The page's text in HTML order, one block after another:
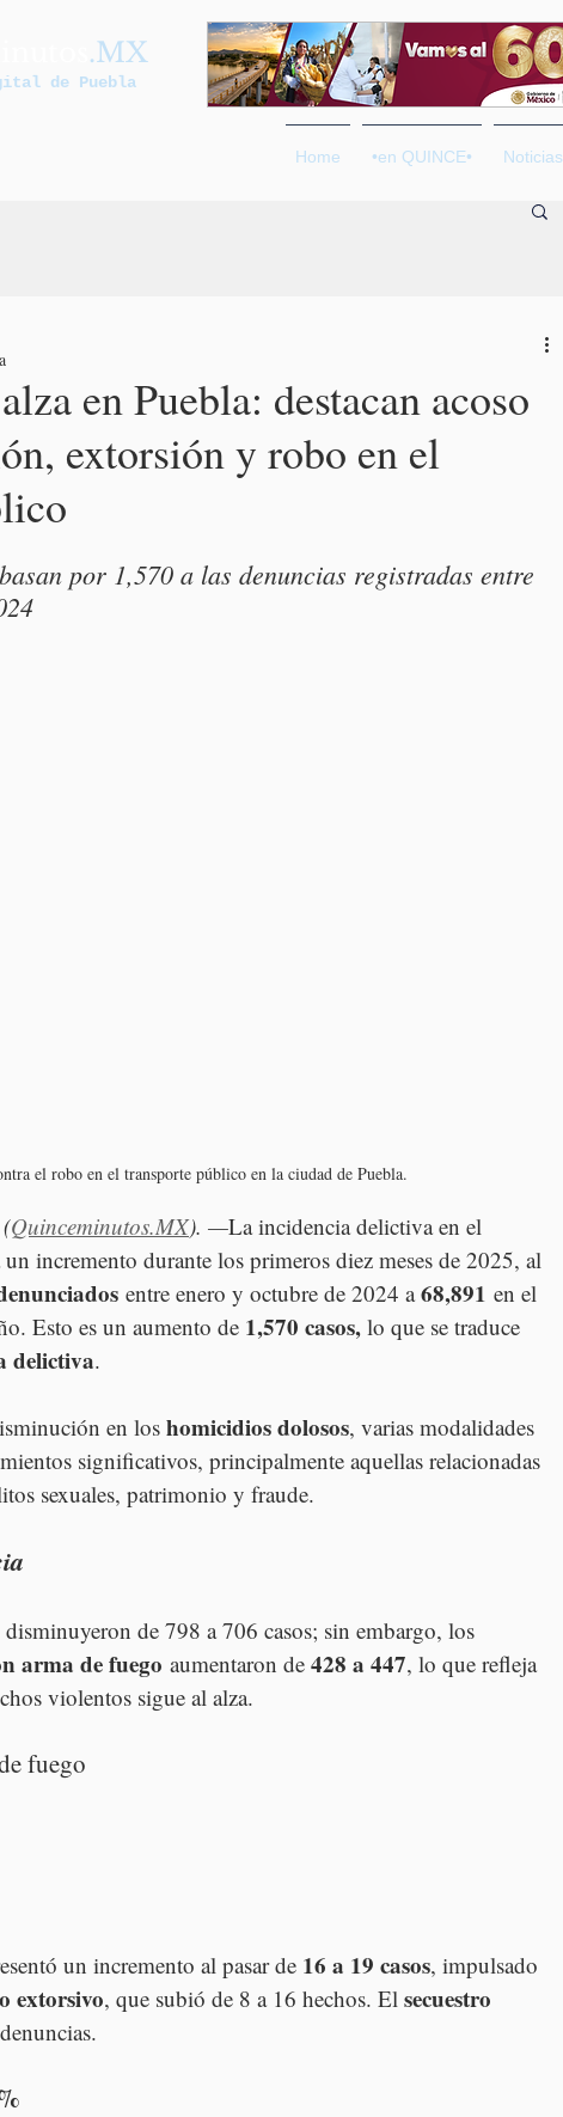
.MX
de Puebla
Home •en QUINCE• Noticias
en Puebla: destacan acoso
extorsión y robo en el
por 1,570 a las denuncias registradas entre
el robo en el transporte público en la ciudad de Puebla.
Quinceminutos.MX). —La incidencia delictiva en el
incremento durante los primeros diez meses de 2025, al
entre enero y octubre de 2024 a 68,891 en el
Esto es un aumento de 1,570 casos, lo que se traduce
delictiva.
en los homicidios dolosos, varias modalidades
significativos, principalmente aquellas relacionadas
sexuales, patrimonio y fraude.
disminuyeron de 798 a 706 casos; sin embargo, los
arma de fuego aumentaron de 428 a 447, lo que refleja
violentos sigue al alza.
fuego
un incremento al pasar de 16 a 19 casos, impulsado
extorsivo, que subió de 8 a 16 hechos. El secuestro